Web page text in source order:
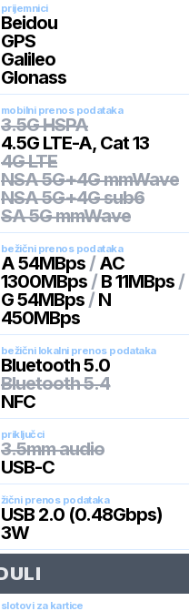
prijemnici
Beidou
GPS
Galileo
Glonass
mobilni prenos podataka
3.5G HSPA
4.5G LTE-A, Cat 13
4G LTE
NSA 5G+4G mmWave
NSA 5G+4G sub6
SA 5G mmWave
bežični prenos podataka
A 54MBps / AC
1300MBps / B 11MBps /
G 54MBps / N
450MBps
bežični lokalni prenos podataka
Bluetooth 5.0
Bluetooth 5.4
NFC
priključci
3.5mm audio
USB-C
žični prenos podataka
USB 2.0 (0.48Gbps)
3W
slotovi za kartice